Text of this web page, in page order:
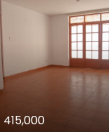
415,000